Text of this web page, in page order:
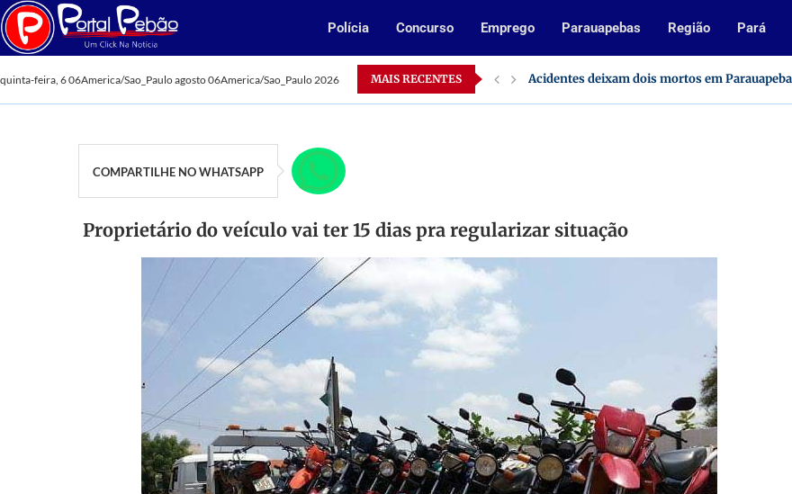
Polícia Concurso Emprego Parauapebas Região Pará
quinta-feira, 6 06America/Sao_Paulo agosto 06America/Sao_Paulo 2026 MAIS RECENTES
Oportunidade: Vale abre 385 vagas para jovens aprendizes no Pará Acidentes deixam dois mortos em
COMPARTILHE NO WHATSAPP
Proprietário do veículo vai ter 15 dias pra regularizar situação